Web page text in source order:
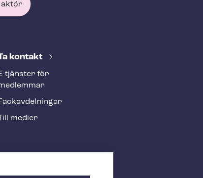
aktör
kontakt
tjänster för
medier